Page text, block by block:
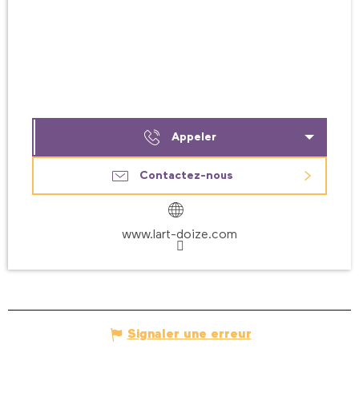
Appeler
Contactez-nous
www.lart-doize.com
Signaler une erreur